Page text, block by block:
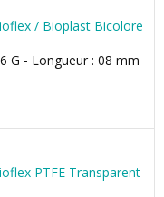
/ Bioplast Bicolore
G - Longueur : 08 mm
PTFE Transparent